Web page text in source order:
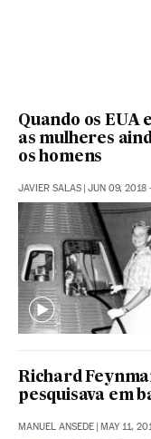
Quando os EUA
as mulheres
os homens
JAVIER SALAS | JUN 09, 2018
Richard
pesquisava em
MANUEL ANSEDE | MAY 11,